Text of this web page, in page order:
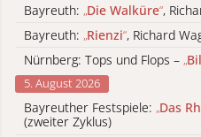
Bayreuth: „Die Walküre“,
Bayreuth: „Rienzi“, Richard
Nürnberg: Tops und Flops – „
5. August 2026
Bayreuther Festspiele: „Das
(zweiter Zyklus)